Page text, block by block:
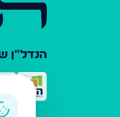
הנדל"ן